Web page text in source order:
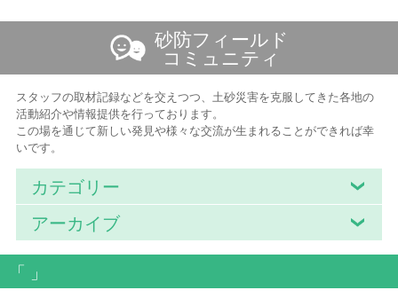
砂防フィールド
コミュニティ
スタッフの取材記録などを交えつつ、土砂災害を克服してきた各地の
活動紹介や情報提供を行っております。
この場を通じて新しい発見や様々な交流が生まれることができれば幸
いです。
カテゴリー
アーカイブ
「 」